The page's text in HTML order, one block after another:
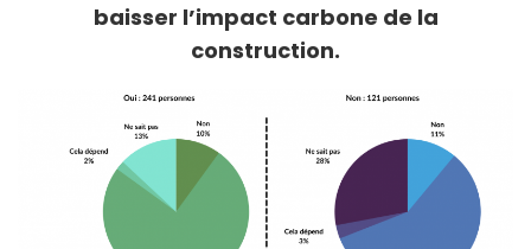
baisser l’impact carbone de la
construction.